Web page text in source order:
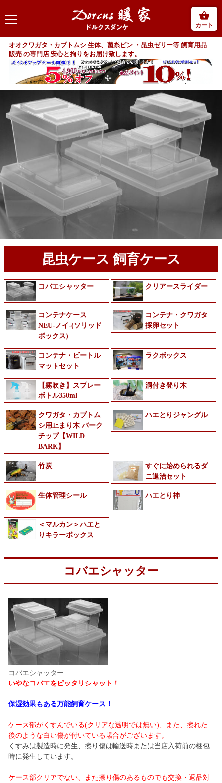
カート
オオクワガタ・カブトムシ 生体、菌糸ビン ・昆虫ゼリー等 飼育用品
販売 の専門店 安心と拘りをお届け致します。
昆虫ケース 飼育ケース
コバエシャッター クリアースライダー
コンテナケース
NEU-ノイ-(ソリッド
ボックス)
コンテナ・クワガタ
採卵セット
コンテナ・ビートル
マットセット
ラクボックス
【霧吹き】スプレー
ボトル350ml
洞付き登り木
クワガタ・カブトム
シ用止まり木 バーク
チップ【WILD
BARK】
ハエとりジャングル
竹炭
すぐに始められるダ
ニ退治セット
生体管理シール ハエとり神
＜マルカン＞ハエと
りキラーボックス
コバエシャッター
コバエシャッター
いやなコバエをピッタリシャット！
保湿効果もある万能飼育ケース！
ケース部がくすんでいる(クリアな透明では無い)、また、擦れた
後のような白い傷が付いている場合がございます。
くすみは製造時に発生、擦り傷は輸送時または当店入荷前の梱包
時に発生しています。
ケース部クリアでない、また擦り傷のあるものでも交換・返品対